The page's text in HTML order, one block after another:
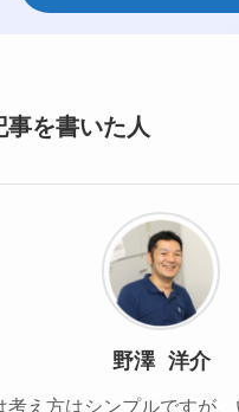
事を書いた人
野澤 洋介